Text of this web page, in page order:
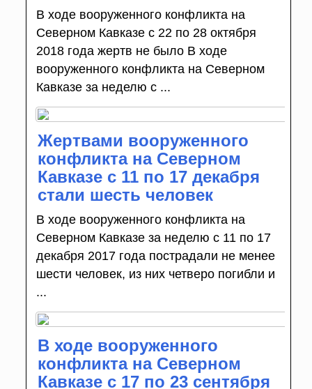
В ходе вооруженного конфликта на
Северном Кавказе с 22 по 28 октября
2018 года жертв не было В ходе
вооруженного конфликта на Северном
Кавказе за неделю с ...
Жертвами вооруженного
конфликта на Северном
Кавказе с 11 по 17 декабря
стали шесть человек
В ходе вооруженного конфликта на
Северном Кавказе за неделю с 11 по 17
декабря 2017 года пострадали не менее
шести человек, из них четверо погибли и
...
В ходе вооруженного
конфликта на Северном
Кавказе с 17 по 23 сентября